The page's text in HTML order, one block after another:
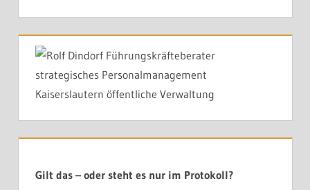
Gilt das – oder steht es nur im Protokoll?